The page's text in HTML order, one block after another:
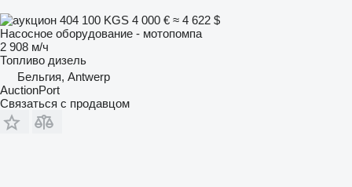
404 100 KGS 4 000 € ≈ 4 622 $
Насосное оборудование - мотопомпа
2 908 м/ч
Топливо дизель
Бельгия, Antwerp
AuctionPort
Связаться с продавцом